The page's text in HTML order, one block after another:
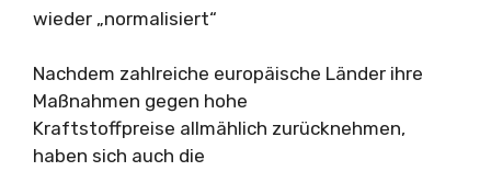
wieder „normalisiert“
Nachdem zahlreiche europäische Länder ihre
Maßnahmen gegen hohe
Kraftstoffpreise allmählich zurücknehmen,
haben sich auch die